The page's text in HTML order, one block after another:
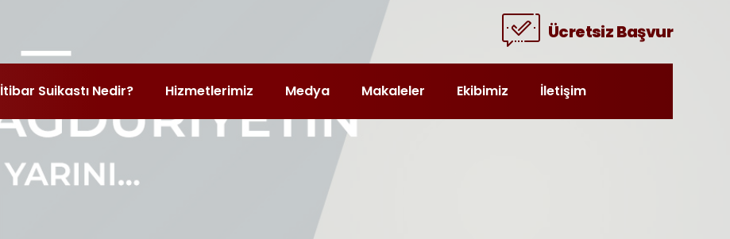
Ücretsiz Başvur
İtibar Suikastı Nedir? Hizmetlerimiz Medya Makaleler Ekibimiz İletişim